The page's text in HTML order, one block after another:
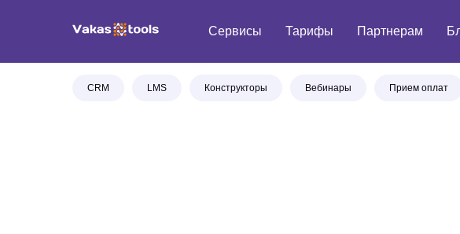
Сервисы Тарифы Партнерам
CRM LMS Конструкторы Вебинары Прием оплат